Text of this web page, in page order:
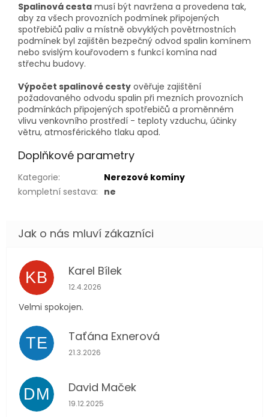
Spalinová cesta musí být navržena a provedena tak,
aby za všech provozních podmínek připojených
spotřebičů paliv a místně obvyklých povětrnostních
podmínek byl zajištěn bezpečný odvod spalin komínem
nebo svislým kouřovodem s funkcí komína nad
střechu budovy.
Výpočet spalinové cesty ověřuje zajištění
požadovaného odvodu spalin při mezních provozních
podmínkách připojených spotřebičů a proměnném
vlivu venkovního prostředí - teploty vzduchu, účinky
větru, atmosférického tlaku apod.
Doplňkové parametry
Kategorie:
Nerezové komíny
kompletní sestava: ne
KB Karel Bílek
Hodnocení obchodu je 5 z 5 hvězdiček.
12.4.2026
Velmi spokojen.
TE Taťána Exnerová
Hodnocení obchodu je 5 z 5 hvězdiček.
21.3.2026
DM David Maček
Hodnocení obchodu je 5 z 5 hvězdiček.
19.12.2025